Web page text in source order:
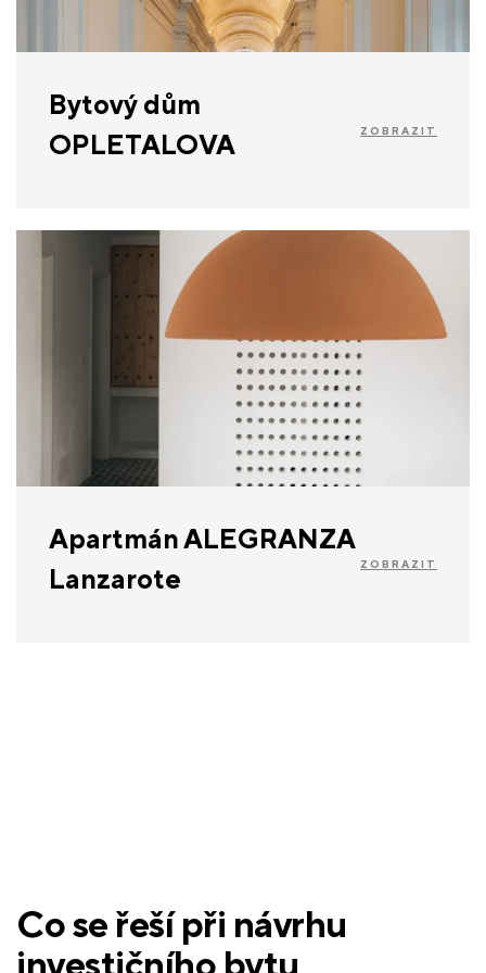
Bytový dům
OPLETALOVA
ZOBRAZIT
Apartmán ALEGRANZA
Lanzarote
ZOBRAZIT
Co se řeší při návrhu
investičního bytu